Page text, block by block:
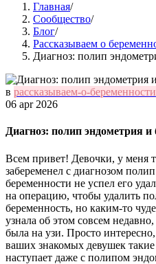
Главная/
Сообщество/
Блог/
Рассказываем о
Диагноз: полип
в рассказываем-о-беременности
06 apr 2026
Диагноз: полип эндометрия и
Всем привет! Девочки, у меня
забеременел с диагнозом
беременности не успел его
на операцию, чтобы удалить
беременность, но каким-то
узнала об этом совсем
была на узи. Просто
ваших знакомых девушек
наступает даже с полипом